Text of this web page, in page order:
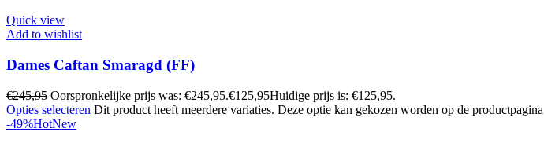
Quick view
Add to wishlist
Dames Caftan Smaragd (FF)
€245,95 Oorspronkelijke prijs was: €245,95.€125,95Huidige prijs is: €125,95.
Opties selecteren Dit product heeft meerdere variaties. Deze optie kan gekozen worden op de productpagina
-49%HotNew